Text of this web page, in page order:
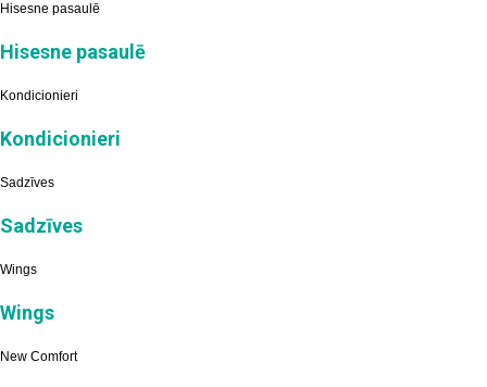
Hisesne pasaulē
Hisesne pasaulē
Kondicionieri
Kondicionieri
Sadzīves
Sadzīves
Wings
Wings
New Comfort